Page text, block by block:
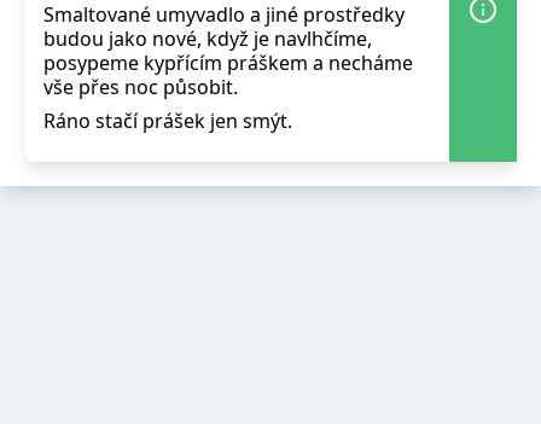
Smaltované umyvadlo a jiné prostředky
budou jako nové, když je navlhčíme,
posypeme kypřícím práškem a necháme
vše přes noc působit.
Ráno stačí prášek jen smýt.